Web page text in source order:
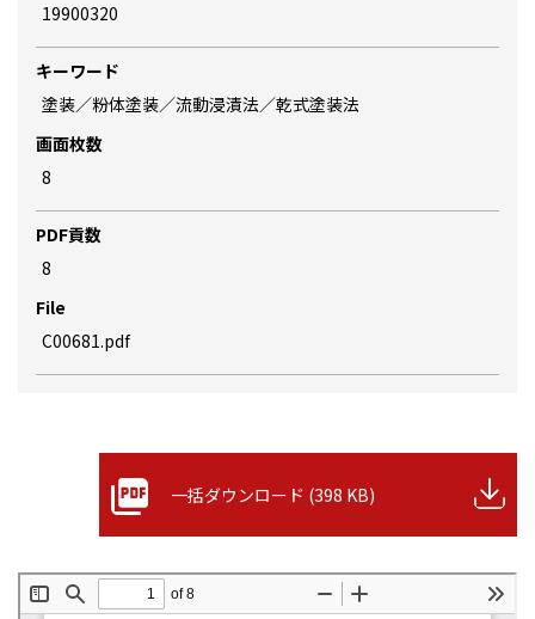
19900320
キーワード
塗装／粉体塗装／流動浸漬法／乾式塗装法
画面枚数
8
PDF貢数
8
File
C00681.pdf
一括ダウンロード (398 KB)